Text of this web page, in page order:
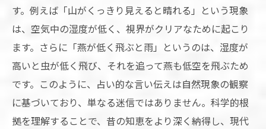
す。例えば「山がくっきり見えると晴れる」という現象
は、空気中の湿度が低く、視界がクリアなために起こり
ます。さらに「燕が低く飛ぶと雨」というのは、湿度が
高いと虫が低く飛び、それを追って燕も低空を飛ぶため
です。このように、占い的な言い伝えは自然現象の観察
に基づいており、単なる迷信ではありません。科学的根
拠を理解することで、昔の知恵をより深く納得し、現代